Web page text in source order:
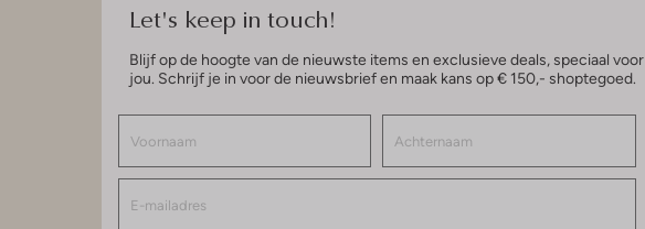
Let's keep in touch!
Blijf op de hoogte van de nieuwste items en exclusieve deals, speciaal voor
jou. Schrijf je in voor de nieuwsbrief en maak kans op € 150,- shoptegoed.